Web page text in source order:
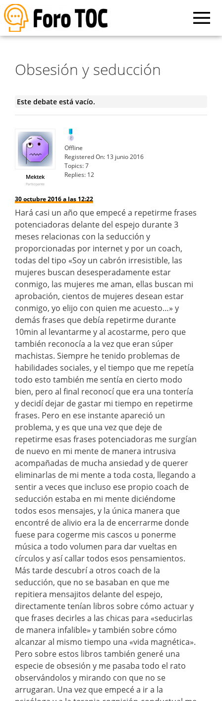
Obsesión y seducción
Este debate está vacío.
Mektek
Participante
Offline
Registered On: 13 junio 2016
Topics:7
Replies: 12
30 octubre 2016 a las 12:22
Hará casi un año que empecé a repetirme frases
potenciadoras delante del espejo durante 3
meses relacionas con la seducción y
proporcionadas por internet y por un coach,
todas del tipo «Soy un cabrón irresistible, las
mujeres buscan desesperadamente estar
conmigo, las mujeres me aman, ellas buscan mi
aprobación, cientos de mujeres desean estar
conmigo, yo elijo con quien me acuesto…» y
demás frases que debía repetirme durante
10min al levantarme y al acostarme, pero que
también reconocía a la vez que eran súper
machistas. Siempre he tenido problemas de
habilidades sociales, y el tiempo que me repetía
todo esto también me sentía en cierto modo
bien, pero al final reconocí que era una tontería
y decidí dejar de gastar mi tiempo en repetirme
frases. Pero en ese instante apareció un
problema, y es que una vez que deje de
repetirme esas frases potenciadoras me surgían
de nuevo en mi mente de manera intrusiva
acompañadas de mucha ansiedad y de querer
eliminarlas de mi mente a toda costa, llegando a
sentir a veces que incluso ese propio coach de
seducción estaba en mi mente diciéndome
todos esos mensajes, y la única manera que
encontré de alivio era la de encerrarme donde
fuese para cogerme mis cascos u ponerme
música a todo volumen para dar vueltas en
círculos y así callar todos esos pensamientos.
Más tarde descubrí a otros coach de la
seducción, que no se basaban en que me
repitiera mensajitos delante del espejo,
directamente tenían libros sobre cómo actuar y
que frases decirles a las chicas para «seducirlas
de manera infalible» y también sobre cómo
alcanzar al mismo tiempo una «vida magnética».
Pero sobre estos libros también generé una
especie de obsesión y me pasaba todo el rato
observándolos y mirando con que no se
arrugaran. Una vez que empecé a ir a la